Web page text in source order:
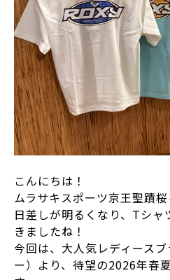
こんにちは！
ムラサキスポーツ京王聖蹟桜
日差しが明るくなり、Tシャ
きましたね！
今回は、大人気レディース
ー）より、待望の2026年春